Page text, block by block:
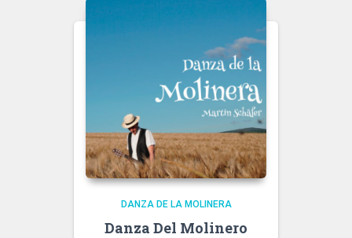
DANZA DE LA MOLINERA
Danza Del Molinero